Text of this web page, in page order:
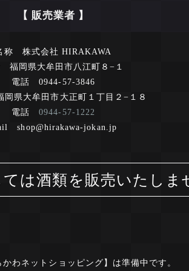
【 販売業者 】
称 株式会社 HIRAKAWA
福岡県大牟田市八江町８−１
電話 0944-57-3846
県大牟田市大正町１丁目２−１８
電話0944-57-1222
shop@hirakawa-jokan.jp
は酒類を販売いたし
わネットショッピング】は準備中です。